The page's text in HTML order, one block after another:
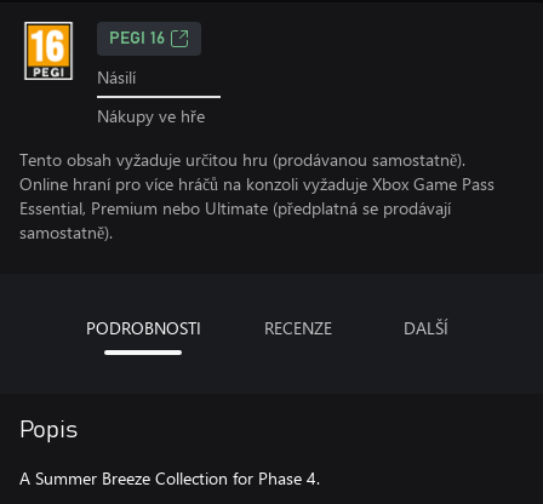
PEGI 16
Násilí
Nákupy ve hře
Tento obsah vyžaduje určitou hru (prodávanou samostatně).
Online hraní pro více hráčů na konzoli vyžaduje Xbox Game Pass
Essential, Premium nebo Ultimate (předplatná se prodávají
samostatně).
PODROBNOSTI RECENZE DALŠÍ
Popis
A Summer Breeze Collection for Phase 4.